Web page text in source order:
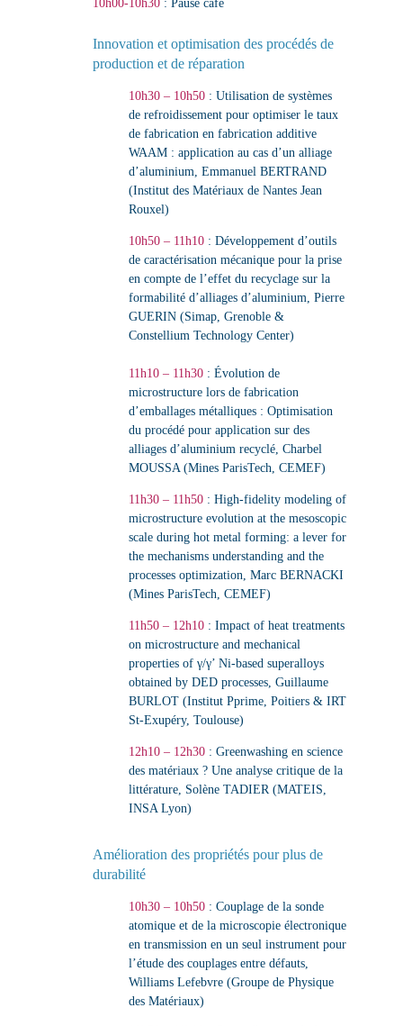
10h00-10h30: Pause café
Innovation et optimisation des procédés de
production et de réparation
10h30 – 10h50: Utilisation de systèmes
de refroidissement pour optimiser le taux
de fabrication en fabrication additive
WAAM : application au cas d’un alliage
d’aluminium Emmanuel BERTRAND
(Institut des Matériaux de Nantes Jean
Rouxel)
10h50 – 11h10: Développement d’outils
de caractérisation mécanique pour la prise
en compte de l’effet du recyclage sur la
formabilité d’alliages d’aluminium Pierre
GUERIN (Simap, Grenoble &
Constellium Technology Center)
11h10 – 11h30: Évolution de
microstructure lors de fabrication
d’emballages métalliques : Optimisation
du procédé pour application sur des
alliages d’aluminium recyclé, Charbel
MOUSSA (Mines ParisTech, CEMEF)
11h30 – 11h50: High-fidelity modeling of
microstructure evolution at the mesoscopic
scale during hot metal forming: a lever for
the mechanisms understanding and the
processes optimization Marc BERNACKI
(Mines ParisTech, CEMEF)
11h50 – 12h10: Impact of heat treatments
on microstructure and mechanical
properties of γ/γ’ Ni-based superalloys
obtained by DED processes, Guillaume
BURLOT (Institut Pprime, Poitiers & IRT
St-Exupéry, Toulouse)
12h10 – 12h30: Greenwashing en science
des matériaux ? Une analyse critique de la
littérature, Solène TADIER (MATEIS,
INSA Lyon)
Amélioration des propriétés pour plus de
durabilité
10h30 – 10h50: Couplage de la sonde
atomique et de la microscopie électronique
en transmission en un seul instrument pour
l’étude des couplages entre défauts,
Williams Lefebvre (Groupe de Physique
des Matériaux)